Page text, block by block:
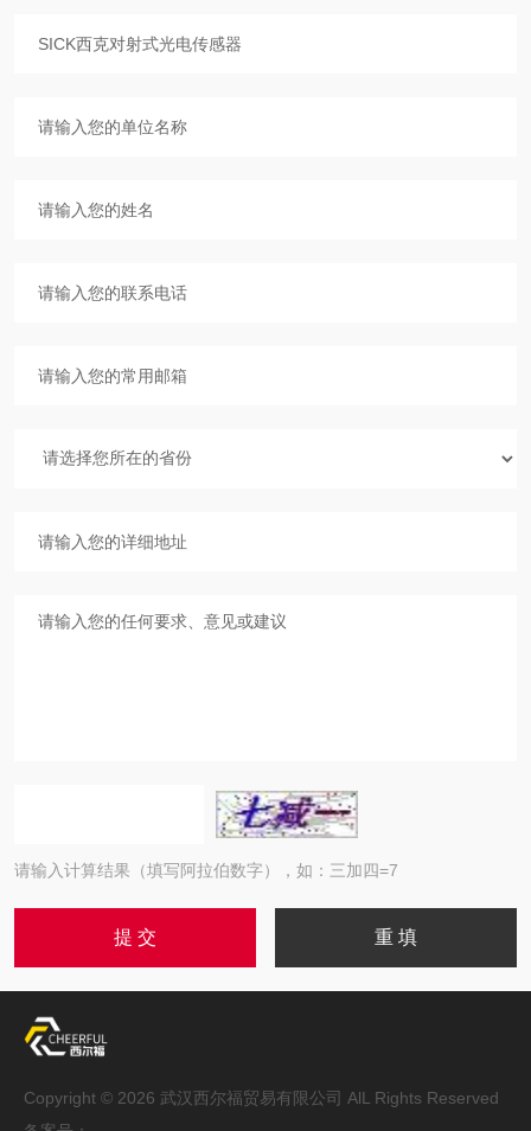
请输入计算结果（填写阿拉伯数字），如：三加四=7
Copyright © 2026 武汉西尔福贸易有限公司 AlL Rights Reserved